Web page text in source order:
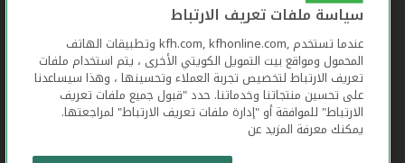
سياسة ملفات تعريف الارتباط
عندما تستخدم ,kfh.com, kfhonline.com وتطبيقات الهاتف
المحمول ومواقع بيت التمويل الكويتي الأخرى ، يتم استخدام ملفات
تعريف الارتباط لتخصيص تجربة العملاء وتحسينها ، وهذا سيساعدنا
على تحسين منتجاتنا وخدماتنا. حدد "قبول جميع ملفات تعريف
الارتباط" للموافقة أو "إدارة ملفات تعريف الارتباط" لمراجعتها.
يمكنك معرفة المزيد عن